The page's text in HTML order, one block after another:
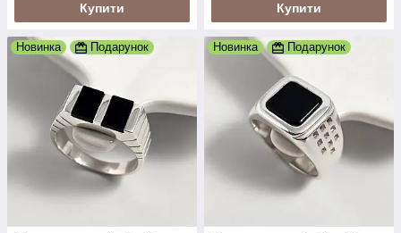
Купити Купити
Новинка Подарунок Новинка Подарунок